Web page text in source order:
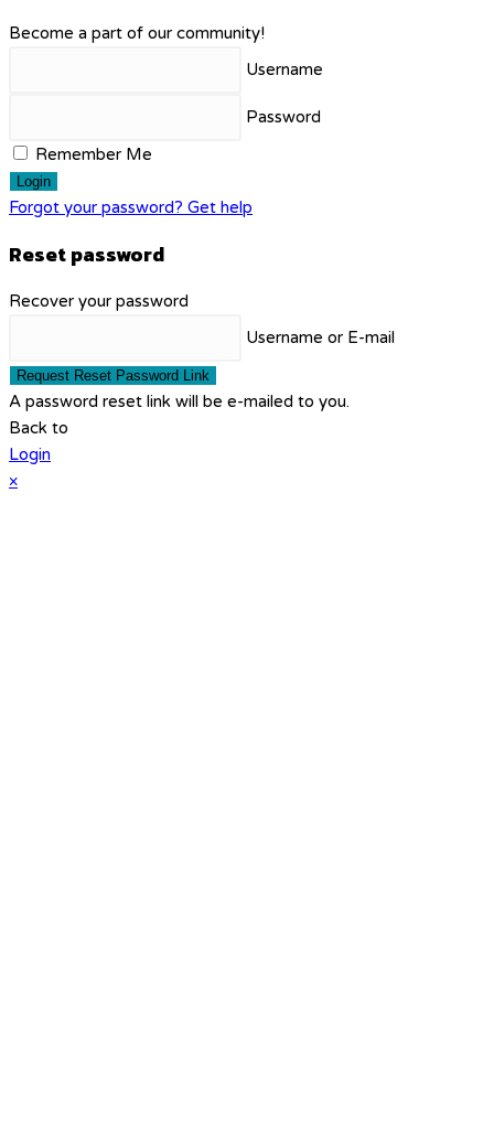
Become a part of our community!
Username
Password
Remember Me
Login
Forgot your password? Get help
Reset password
Recover your password
Username or E-mail
Request Reset Password Link
A password reset link will be e-mailed to you.
Back to
Login
×